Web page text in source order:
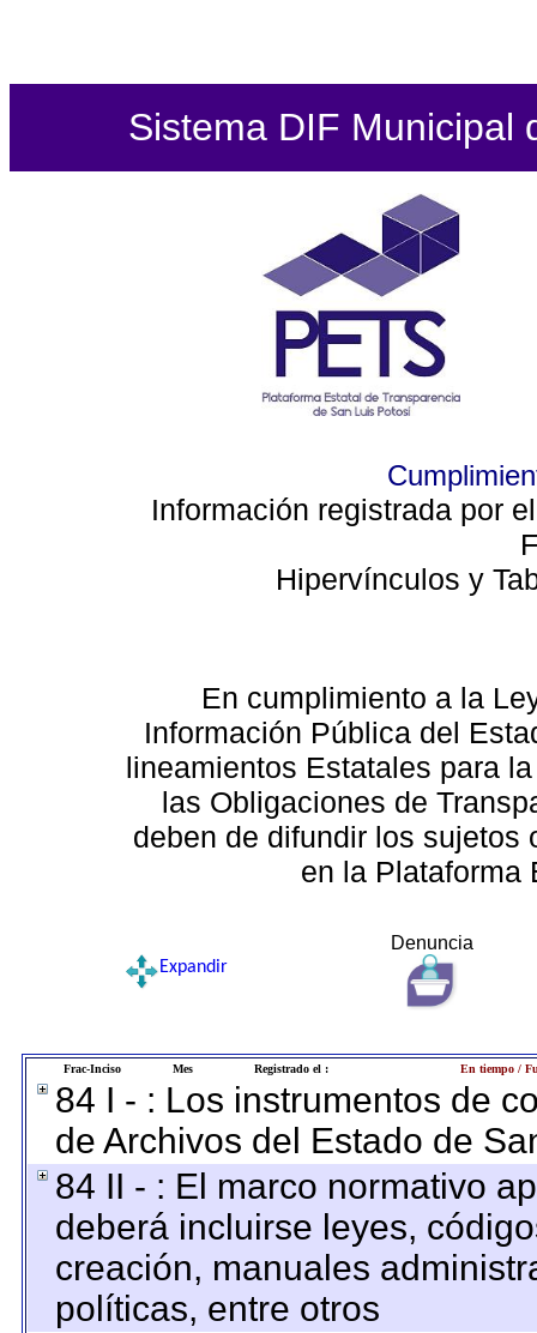
Sistema DIF Municipal
Información registrada por
Hipervínculos y
En cumplimiento a la
Información Pública del
lineamientos Estatales para
las Obligaciones de
deben de difundir los sujetos
en la Plataforma
Denuncia
Expandir
Frac-Inciso Mes Registrado el : En tiempo /
84 I - : Los instrumentos de
de Archivos del Estado de
84 II - : El marco normativo
deberá incluirse leyes,
creación, manuales
políticas, entre otros